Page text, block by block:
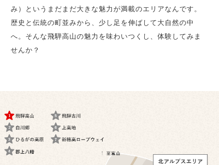
み）というまだまだ大きな魅力が満載のエリアなんです。
歴史と伝統の町並みから、少し足を伸ばして大自然の中
へ。そんな飛騨高山の魅力を味わいつくし、体験してみま
せんか？